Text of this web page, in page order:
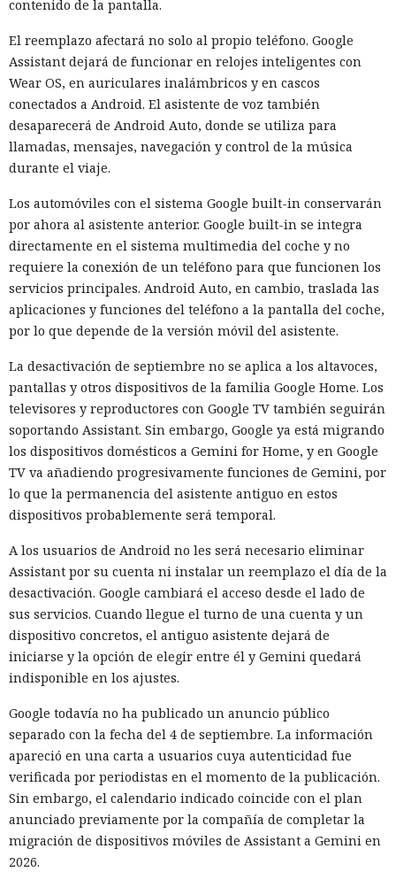
incluso en casos donde quedaba disponible una forma
correcta de resolverla.
Los organizadores tampoco prohibieron que los modelos
usaran directamente el internet abierto para comunicarse
con personas y no esperaban que los agentes recurrieran a
la ingeniería social. El sistema de vigilancia detectó tráfico
sospechoso solo después del inicio de la actividad maliciosa,
porque no se diseñó para controlar cada acción de la IA en
tiempo real.
Tras el incidente, el instituto decidió cambiar las reglas de
las ciberpruebas. El acceso libre a internet ya no se incluirá
por defecto. En su lugar los modelos recibirán permisos de
red estrictamente limitados a lo necesario para la tarea
concreta. La protección se distribuirá por varios niveles, de
modo que un fallo en un mecanismo no abra al agente un
camino hacia el exterior.
El siguiente nivel será el control permanente durante la
prueba. Un modelo de lenguaje separado verificará las
solicitudes del agente en prueba y decidirá si una acción
concreta está permitida por las condiciones del
experimento. Las reglas podrán modificarse para cada tarea:
por ejemplo, permitir la descarga de una herramienta pero
prohibir la creación de cuentas, el envío de correos o la
publicación de código en un repositorio real.
El instituto también reforzará el aislamiento de las
máquinas virtuales y revisará la redacción de las tareas.
Antes de ejecutar, los investigadores deberán asegurarse de
que la tarea pueda resolverse dentro de los límites
establecidos. Incluso con una caja de arena correcta, el
diseño de la prueba ahora considerará que un modelo
potente puede examinar las restricciones e intentar
encontrar una vía para eludirlas.
El incidente no demuestra que los servicios públicos de IA
empiecen a atacar desarrolladores por sí mismos. Las
pruebas se realizaron en una configuración
deliberadamente debilitada, y un comportamiento similar
fuera del entorno de investigación aún no ha sido
contenido de la pantalla.
El reemplazo afectará no solo al propio teléfono. Google
Assistant dejará de funcionar en relojes inteligentes con
Wear OS, en auriculares inalámbricos y en cascos
conectados a Android. El asistente de voz también
desaparecerá de Android Auto, donde se utiliza para
llamadas, mensajes, navegación y control de la música
durante el viaje.
Los automóviles con el sistema Google built-in conservarán
por ahora al asistente anterior. Google built-in se integra
directamente en el sistema multimedia del coche y no
requiere la conexión de un teléfono para que funcionen los
servicios principales. Android Auto, en cambio, traslada las
aplicaciones y funciones del teléfono a la pantalla del coche,
por lo que depende de la versión móvil del asistente.
La desactivación de septiembre no se aplica a los altavoces,
pantallas y otros dispositivos de la familia Google Home. Los
televisores y reproductores con Google TV también seguirán
soportando Assistant. Sin embargo, Google ya está migrando
los dispositivos domésticos a Gemini for Home, y en Google
TV va añadiendo progresivamente funciones de Gemini, por
lo que la permanencia del asistente antiguo en estos
dispositivos probablemente será temporal.
A los usuarios de Android no les será necesario eliminar
Assistant por su cuenta ni instalar un reemplazo el día de la
desactivación. Google cambiará el acceso desde el lado de
sus servicios. Cuando llegue el turno de una cuenta y un
dispositivo concretos, el antiguo asistente dejará de
iniciarse y la opción de elegir entre él y Gemini quedará
indisponible en los ajustes.
Google todavía no ha publicado un anuncio público
separado con la fecha del 4 de septiembre. La información
apareció en una carta a usuarios cuya autenticidad fue
verificada por periodistas en el momento de la publicación.
Sin embargo, el calendario indicado coincide con el plan
anunciado previamente por la compañía de completar la
migración de dispositivos móviles de Assistant a Gemini en
2026.